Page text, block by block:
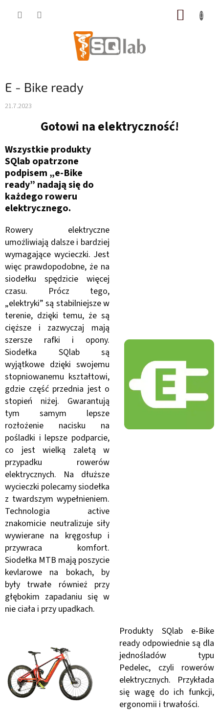
E - Bike ready
21.7.2023
Gotowi na elektryczność!
Wszystkie produkty
SQlab opatrzone
podpisem „e-Bike
ready” nadają się do
każdego roweru
elektrycznego.
Rowery elektryczne
umożliwiają dalsze i bardziej
wymagające wycieczki. Jest
więc prawdopodobne, że na
siodełku spędzicie więcej
czasu. Prócz tego,
„elektryki” są stabilniejsze w
terenie, dzięki temu, że są
cięższe i zazwyczaj mają
szersze rafki i opony.
Siodełka SQlab są
wyjątkowe dzięki swojemu
stopniowanemu kształtowi,
gdzie część przednia jest o
stopień niżej. Gwarantują
tym samym lepsze
rozłożenie nacisku na
pośladki i lepsze podparcie,
co jest wielką zaletą w
przypadku rowerów
elektrycznych. Na dłuższe
wycieczki polecamy siodełka
z twardszym wypełnieniem.
Technologia active
znakomicie neutralizuje siły
wywierane na kręgosłup i
przywraca komfort.
Siodełka MTB mają poszycie
kevlarowe na bokach, by
były trwałe również przy
głębokim zapadaniu się w
nie ciała i przy upadkach.
Produkty SQlab e-Bike
ready odpowiednie są dla
jednośladów typu
Pedelec, czyli rowerów
elektrycznych. Przykłada
się wagę do ich funkcji,
ergonomii i trwałości.